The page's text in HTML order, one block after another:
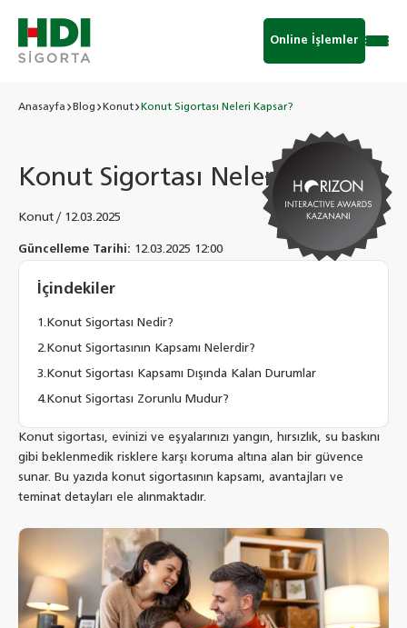
Online İşlemler
Anasayfa Blog Konut Konut Sigortası Neleri Kapsar?
Konut Sigortası Neleri Kapsar?
Konut / 12.03.2025
Güncelleme Tarihi: 12.03.2025 12:00
Konut sigortası, evinizi ve eşyalarınızı yangın, hırsızlık, su baskını
gibi beklenmedik risklere karşı koruma altına alan bir güvence
sunar. Bu yazıda konut sigortasının kapsamı, avantajları ve
teminat detayları ele alınmaktadır.
İçindekiler
Konut Sigortası Nedir?
Konut Sigortasının Kapsamı Nelerdir?
Konut Sigortası Kapsamı Dışında Kalan Durumlar
Konut Sigortası Zorunlu Mudur?